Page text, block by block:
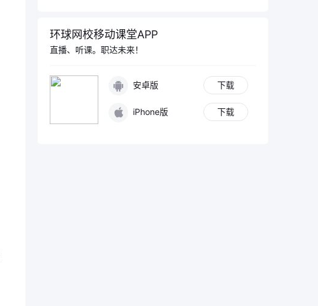
环球网校移动课堂APP
直播、听课。职达未来！
安卓版 下载
iPhone版 下载